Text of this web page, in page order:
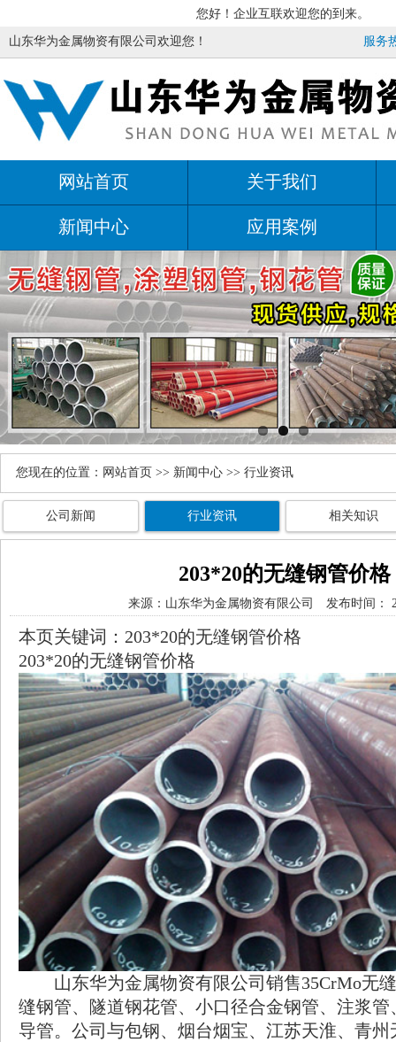
您好！企业互联欢迎您的到来。
山东华为金属物资有限公司欢迎您！ 服务
网站首页 关于我们
新闻中心 应用案例
您现在的位置： 网站首页 >> 新闻中心 >> 行业资讯
公司新闻 行业资讯 相关知识
203*20的无缝钢管价格
来源： 山东华为金属物资有限公司 发布时间：
本页关键词：203*20的无缝钢管价格
203*20的无缝钢管价格
山东华为金属物资有限公司销售35CrMo无
缝钢管、隧道钢花管、小口径合金钢管、注浆
导管。公司与包钢、烟台烟宝、江苏天淮、青